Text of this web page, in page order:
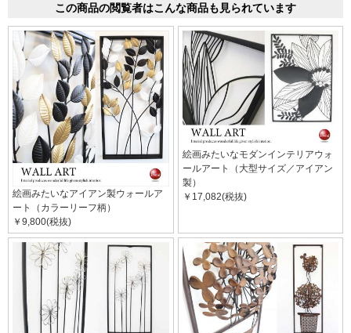
この商品の閲覧者はこんな商品も見られています
絵画みたいなアイアン製ウォールア
ート（カラーリーフ柄）
￥9,800(税抜)
絵画みたいなモダンインテリアウォ
ールアート（大型サイズ／アイアン
製）
￥17,082(税抜)